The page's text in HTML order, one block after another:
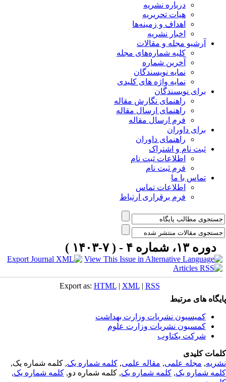
درباره نشریه
هیات تحریریه
اهداف و زمینه‌ها
اخبار نشریه
آرشیو مجله و مقالات
کلیه شماره‌های مجله
آخرین شماره
نمایه نویسندگان
نمایه واژه های کلیدی
برای نویسندگان
راهنمای نگارش مقاله
راهنمای ارسال مقاله
فرم ارسال مقاله
برای داوران
راهنمای داوران
ثبت نام و اشتراک
اطلاعات ثبت نام
فرم ثبت نام
تماس با ما
اطلاعات تماس
فرم برقراری ارتباط
دوره ۱۳، شماره ۴ - ( ۷-۱۴۰۳ )
Export as:HTML |XML|RSS
های مرتبط
کمیسیون نشریات وزارت بهداشت
کمسیون نشریات وزارت علوم
شرکت یکتاوب
کلیدی
,مجله علمی, مقاله علمی, کلمه شماره یک, کلمه شماره یک,
شماره یک,کلمه شماره یک, کلمه شماره دو,کلمه شماره یک,